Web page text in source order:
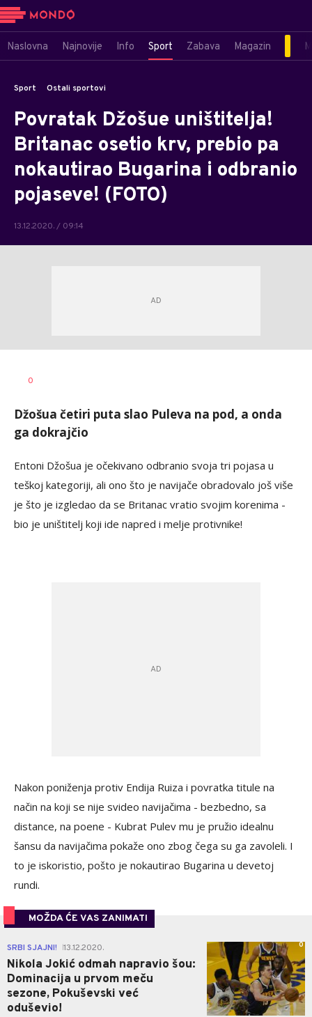
Naslovna Najnovije Info Sport Zabava Magazin
Sport Ostali sportovi
Povratak Džošue uništitelja!
Britanac osetio krv, prebio pa
nokautirao Bugarina i odbranio
pojaseve! (FOTO)
13.12.2020. / 09:14
AUTOR
0
Džošua četiri puta slao Puleva na pod, a onda
ga dokrajčio
Entoni Džošua je očekivano odbranio svoja tri pojasa u
teškoj kategoriji, ali ono što je navijače obradovalo još više
je što je izgledao da se Britanac vratio svojim korenima -
bio je uništitelj koji ide napred i melje protivnike!
Nakon poniženja protiv Endija Ruiza i povratka titule na
način na koji se nije svideo navijačima - bezbedno, sa
distance, na poene - Kubrat Pulev mu je pružio idealnu
šansu da navijačima pokaže ono zbog čega su ga zavoleli. I
to je iskoristio, pošto je nokautirao Bugarina u devetoj
rundi.
MOŽDA ĆE VAS ZANIMATI
SRBI SJAJNI! 13.12.2020.
Nikola Jokić odmah napravio šou:
Dominacija u prvom meču
sezone, Pokuševski već
oduševio!
0